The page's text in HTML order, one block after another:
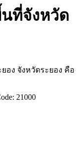
นที่จังหวัด
อง จังหวัดระยอง คือ
21000